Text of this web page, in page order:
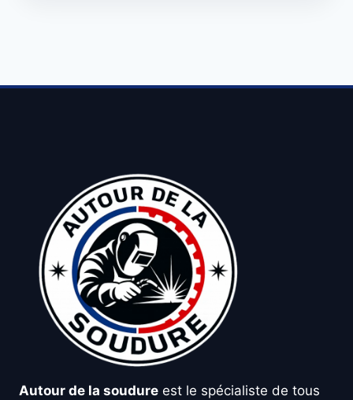
Autour de la soudure est le spécialiste de tous